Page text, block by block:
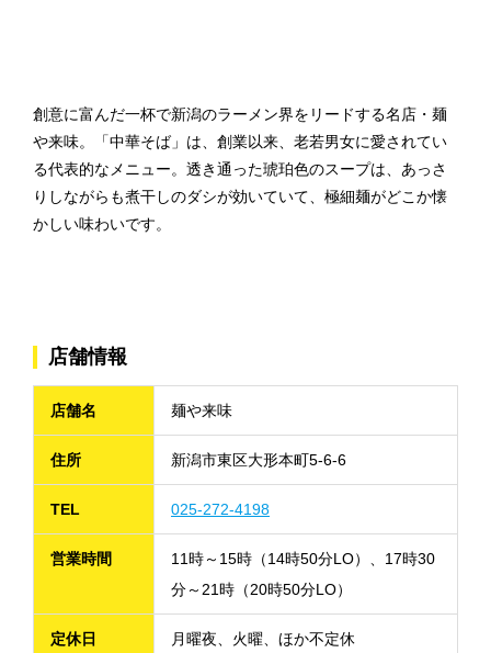
創意に富んだ一杯で新潟のラーメン界をリードする名店・麺
や来味。「中華そば」は、創業以来、老若男女に愛されてい
る代表的なメニュー。透き通った琥珀色のスープは、あっさ
りしながらも煮干しのダシが効いていて、極細麺がどこか懐
かしい味わいです。
店舗情報
店舗名 麺や来味
住所 新潟市東区大形本町5-6-6
TEL 025-272-4198
営業時間
11時～15時（14時50分LO）、17時30
分～21時（20時50分LO）
定休日 月曜夜、火曜、ほか不定休